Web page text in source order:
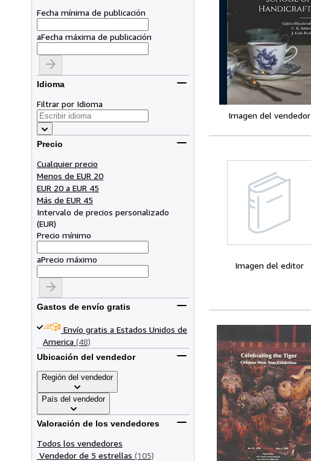
Fecha mínima de publicación
aFecha máxima de publicación
Idioma
Filtrar por Idioma
Precio
Cualquier precio
Menos de EUR 20
EUR 20 a EUR 45
Más de EUR 45
Intervalo de precios personalizado
(EUR)
Precio mínimo
aPrecio máximo
Gastos de envío gratis
Envío gratis a Estados Unidos de
America (48)
Ubicación del vendedor
Región del vendedor
País del vendedor
Valoración de los vendedores
Todos los vendedores
Vendedor de 5 estrellas (105)
Imagen del vendedor
Imagen del editor